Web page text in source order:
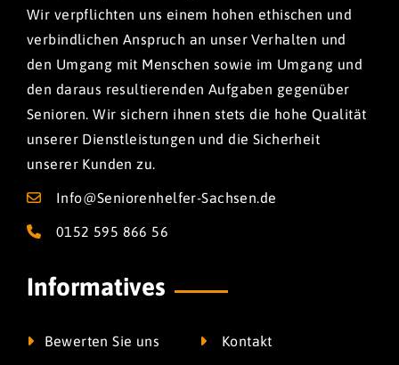
Wir verpflichten uns einem hohen ethischen und
verbindlichen Anspruch an unser Verhalten und
den Umgang mit Menschen sowie im Umgang und
den daraus resultierenden Aufgaben gegenüber
Senioren. Wir sichern ihnen stets die hohe Qualität
unserer Dienstleistungen und die Sicherheit
unserer Kunden zu.
Info@Seniorenhelfer-Sachsen.de
0152 595 866 56
Informatives
Bewerten Sie uns Kontakt